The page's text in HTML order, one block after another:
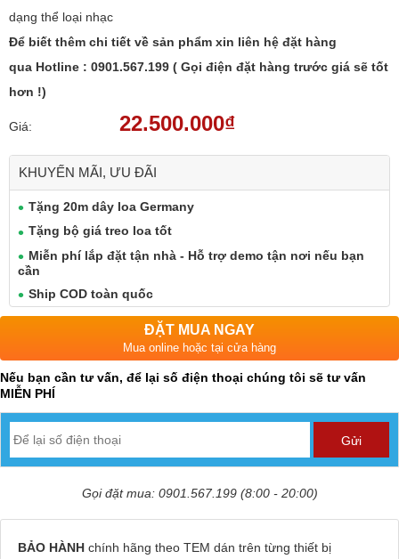
dạng thể loại nhạc
Để biết thêm chi tiết về sản phẩm xin liên hệ đặt hàng
qua Hotline : 0901.567.199 ( Gọi điện đặt hàng trước giá sẽ tốt
hơn !)
Giá: 22.500.000₫
KHUYẾN MÃI, ƯU ĐÃI
Tặng 20m dây loa Germany
Tặng bộ giá treo loa tốt
Miễn phí lắp đặt tận nhà - Hỗ trợ demo tận nơi nếu bạn
cần
Ship COD toàn quốc
ĐẶT MUA NGAY
Mua online hoặc tại cửa hàng
Nếu bạn cần tư vấn, để lại số điện thoại chúng tôi sẽ tư vấn
MIỄN PHÍ
Gọi đặt mua: 0901.567.199 (8:00 - 20:00)
BẢO HÀNH chính hãng theo TEM dán trên từng thiết bị